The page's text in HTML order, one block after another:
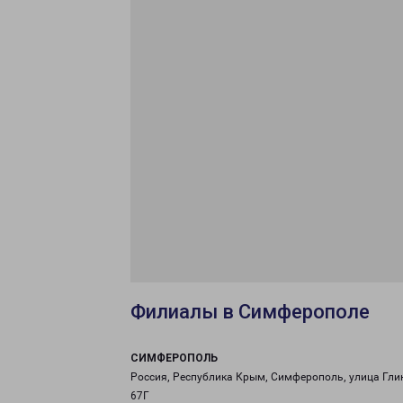
Филиалы в Симферополе
СИМФЕРОПОЛЬ
Россия, Республика Крым, Симферополь, улица
67Г